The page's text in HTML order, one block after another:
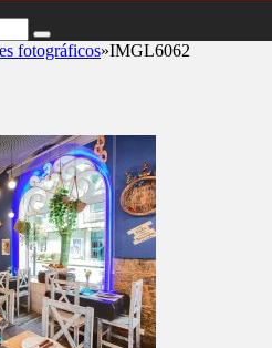
fotográficos»IMGL6062